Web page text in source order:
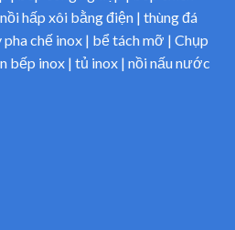
hấp xôi bằng điện | thùng đá
chế inox | bể tách mỡ | Chụp
bếp inox | tủ inox | nồi nấu nước